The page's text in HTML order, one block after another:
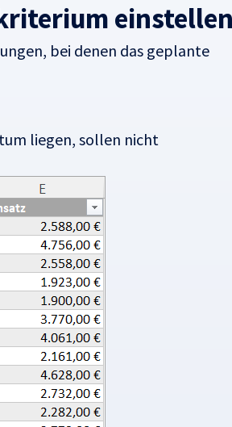
bei denen das geplante
liegen, sollen nicht